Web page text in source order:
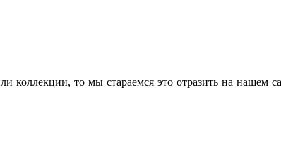
коллекции, то мы стараемся это отразить на нашем